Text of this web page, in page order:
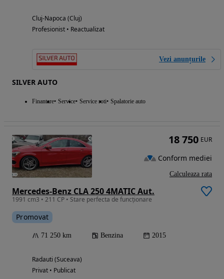
Cluj-Napoca (Cluj)
Profesionist • Reactualizat
Vezi anunțurile
SILVER AUTO
Finantare Service Service roti Spalatorie auto
Mercedes-Benz CLA 250 4MATIC Aut.
1991 cm3 • 211 CP • Stare perfecta de funcționare
Promovat
71 250 km Benzina 2015
Radauti (Suceava)
Privat • Publicat
18 750 EUR
Conform mediei
Calculeaza rata